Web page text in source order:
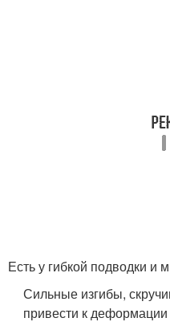
Есть у гибкой подводки и
Сильные изгибы,
привести к деформации